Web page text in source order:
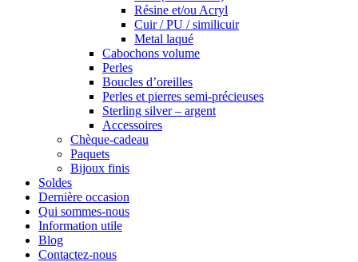
Résine et/ou Acryl
Cuir / PU / similicuir
Metal laqué
Cabochons volume
Perles
Boucles d’oreilles
Perles et pierres semi-précieuses
Sterling silver – argent
Accessoires
Chèque-cadeau
Paquets
Bijoux finis
Soldes
Dernière occasion
Qui sommes-nous
Information utile
Blog
Contactez-nous